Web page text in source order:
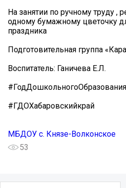
На занятии по ручному труду ,
одному бумажному цветочку
праздника
Подготовительная группа
Воспитатель: Ганичева Е.Л.
#ГодДошкольногоОбразования
#ГДОХабаровскийкрай
МБДОУ с. Князе-Волконское
53